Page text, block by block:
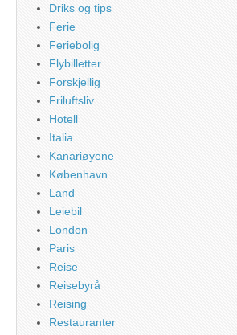
Driks og tips
Ferie
Feriebolig
Flybilletter
Forskjellig
Friluftsliv
Hotell
Italia
Kanariøyene
København
Land
Leiebil
London
Paris
Reise
Reisebyrå
Reising
Restauranter